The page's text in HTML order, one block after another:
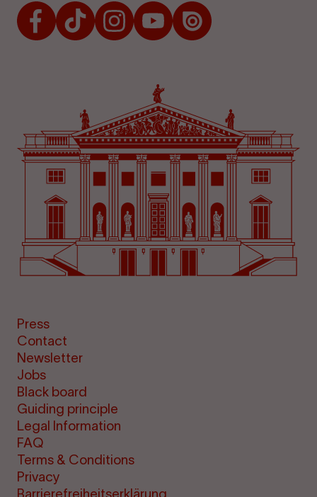
FacebookTikTokInstagramYoutubeIssuu
Press
Contact
Newsletter
Jobs
Black board
Guiding principle
Legal Information
FAQ
Terms & Conditions
Privacy
Barrierefreiheitserklärung